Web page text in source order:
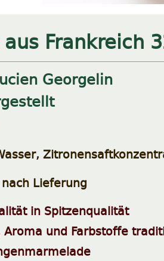
Frankreich
Georgelin
Lieferung
in Spitzenqualität
und Farbstoffe